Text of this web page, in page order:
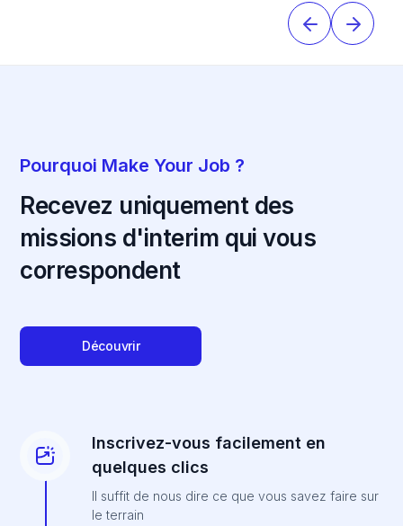
Pourquoi Make Your Job ?
Recevez uniquement des
missions d'interim qui vous
correspondent
Découvrir
Inscrivez-vous facilement en
quelques clics
Il suffit de nous dire ce que vous savez faire sur
le terrain